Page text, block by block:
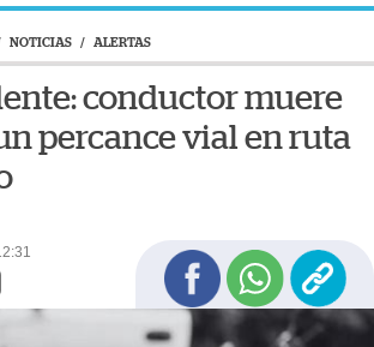
NOTICIAS / ALERTAS
conductor muere
percance vial en ruta